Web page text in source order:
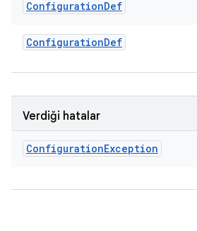
ConfigurationDef
ConfigurationDef
Verdiği hatalar
ConfigurationException